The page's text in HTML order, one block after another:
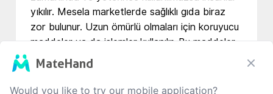
yıkılır. Mesela marketlerde sağlıklı gıda biraz
zor bulunur. Uzun ömürlü olmaları için koruyucu
maddeler ya da işlemler kullanılır. Bu maddeler
de bu ürünler de insan sağlığına zararlı
(akıl, beden, ruh vs.) iyi tanımalıyız ve
MateHand
Would you like to try our mobile application?